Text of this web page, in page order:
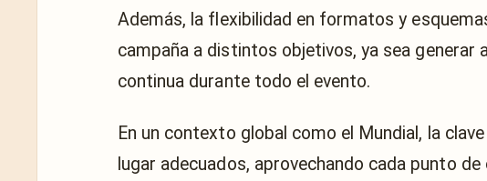
Además, la flexibilidad en formatos y
campaña a distintos objetivos, ya sea generar
continua durante todo el evento.
En un contexto global como el Mundial, la
lugar adecuados, aprovechando cada punto